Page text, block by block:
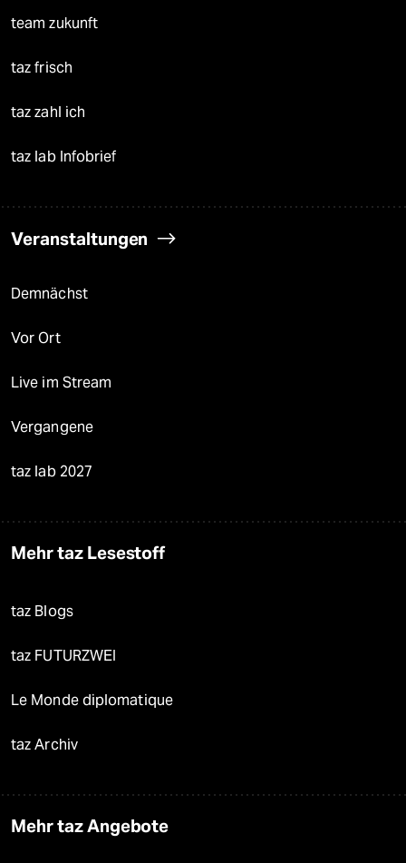
team zukunft
taz frisch
taz zahl ich
taz lab Infobrief
Veranstaltungen
Demnächst
Vor Ort
Live im Stream
Vergangene
taz lab 2027
Mehr taz Lesestoff
taz Blogs
taz FUTURZWEI
Le Monde diplomatique
taz Archiv
Mehr taz Angebote